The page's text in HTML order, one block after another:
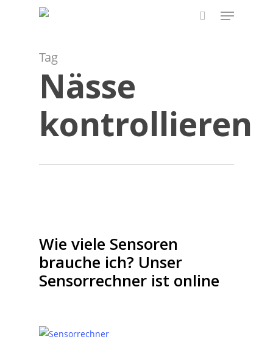
Menu
Tag
Nässe
kontrollieren
Wie viele Sensoren
brauche ich? Unser
Sensorrechner ist online